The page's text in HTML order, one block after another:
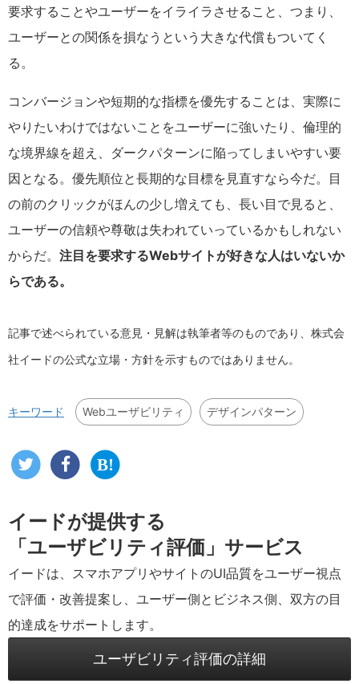
要求することやユーザーをイライラさせること、つまり、
ユーザーとの関係を損なうという大きな代償もついてく
る。
コンバージョンや短期的な指標を優先することは、実際に
やりたいわけではないことをユーザーに強いたり、倫理的
な境界線を超え、ダークパターンに陥ってしまいやすい要
因となる。優先順位と長期的な目標を見直すなら今だ。目
の前のクリックがほんの少し増えても、長い目で見ると、
ユーザーの信頼や尊敬は失われていっているかもしれない
からだ。 注目を要求するWebサイトが好きな人はいないか
らである。
記事で述べられている意見・見解は執筆者等のものであり、株式会
社イードの公式な立場・方針を示すものではありません。
キーワード Webユーザビリティ デザインパターン
イードが提供する
「ユーザビリティ評価」サービス
イードは、スマホアプリやサイトのUI品質をユーザー視点
で評価・改善提案し、ユーザー側とビジネス側、双方の目
的達成をサポートします。
ユーザビリティ評価の詳細